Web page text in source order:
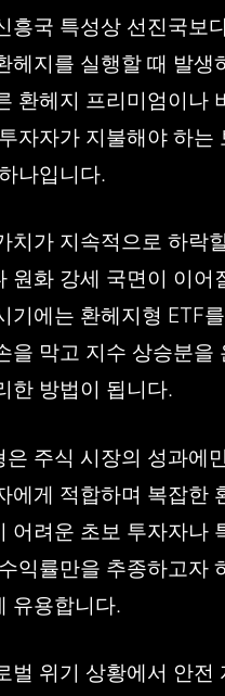
흥국 특성상 선진국보
헤지를 실행할 때 발생
환헤지 프리미엄이나
자자가 지불해야 하는
나입니다.
치가 지속적으로 하락
원화 강세 국면이 이어
기에는 환헤지형 ETF
을 막고 지수 상승분을
한 방법이 됩니다.
은 주식 시장의 성과에
에게 적합하며 복잡한
어려운 초보 투자자나
익률만을 추종하고자
유용합니다.
벌 위기 상황에서 안전